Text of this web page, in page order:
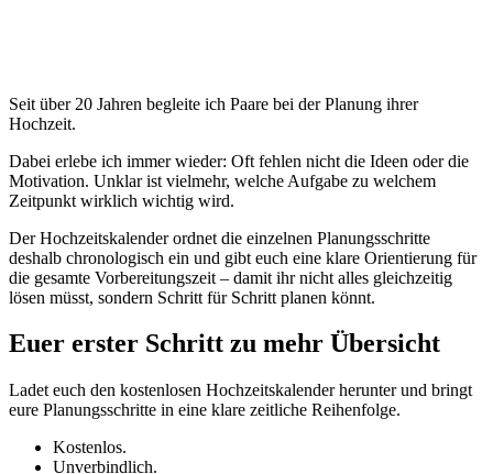
Seit über 20 Jahren begleite ich Paare bei der Planung ihrer
Hochzeit.
Dabei erlebe ich immer wieder: Oft fehlen nicht die Ideen oder die
Motivation. Unklar ist vielmehr, welche Aufgabe zu welchem
Zeitpunkt wirklich wichtig wird.
Der Hochzeitskalender ordnet die einzelnen Planungsschritte
deshalb chronologisch ein und gibt euch eine klare Orientierung für
die gesamte Vorbereitungszeit – damit ihr nicht alles gleichzeitig
lösen müsst, sondern Schritt für Schritt planen könnt.
Euer erster Schritt zu mehr Übersicht
Ladet euch den kostenlosen Hochzeitskalender herunter und bringt
eure Planungsschritte in eine klare zeitliche Reihenfolge.
Kostenlos.
Unverbindlich.